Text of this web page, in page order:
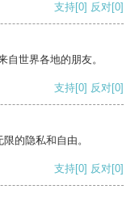
支持[0] 反对[0]
自世界各地的朋友。
支持[0] 反对[0]
的隐私和自由。
支持[0] 反对[0]